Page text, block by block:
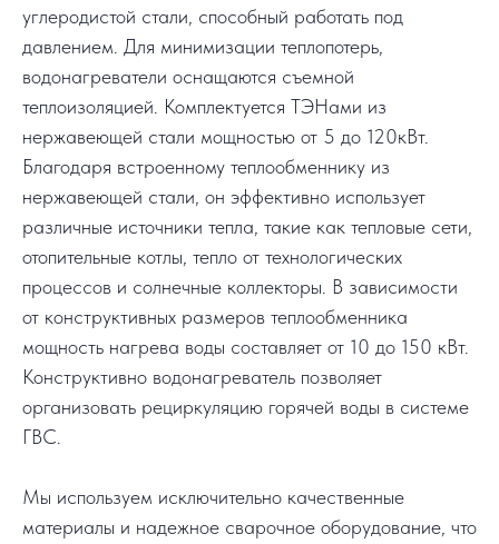
углеродистой стали, способный работать под
давлением. Для минимизации теплопотерь,
водонагреватели оснащаются съемной
теплоизоляцией. Комплектуется ТЭНами из
нержавеющей стали мощностью от 5 до 120кВт.
Благодаря встроенному теплообменнику из
нержавеющей стали, он эффективно использует
различные источники тепла, такие как тепловые сети,
отопительные котлы, тепло от технологических
процессов и солнечные коллекторы. В зависимости
от конструктивных размеров теплообменника
мощность нагрева воды составляет от 10 до 150 кВт.
Конструктивно водонагреватель позволяет
организовать рециркуляцию горячей воды в системе
ГВС.
Мы используем исключительно качественные
материалы и надежное сварочное оборудование, что